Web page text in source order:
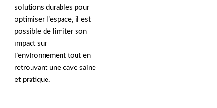
solutions durables pour
optimiser l’espace, il est
possible de limiter son
impact sur
l’environnement tout en
retrouvant une cave saine
et pratique.